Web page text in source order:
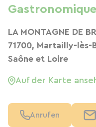
Gastronomique
LA MONTAGNE DE
71700, Martailly-lès-
Saône et Loire
Auf der Karte
Anrufen